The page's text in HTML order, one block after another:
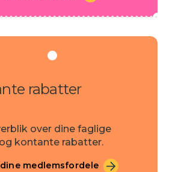
rabatter
over dine faglige
kontante rabatter.
dine medlemsfordele